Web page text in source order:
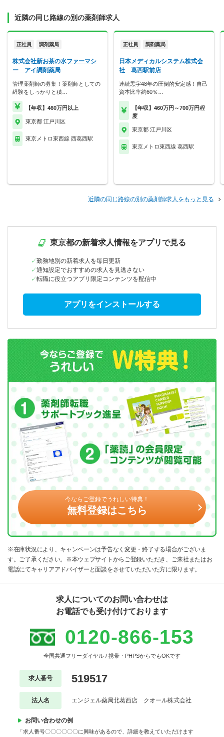
近隣の同じ路線の別の薬剤師求人
正社員 調剤薬局
株式会社新お茶の水ファーマシ
ー アイ調剤薬局
管理薬剤師の募集！薬剤師としての
経験をしっかりと積…
【年収】460万円以上
東京都 江戸川区
東京メトロ東西線 西葛西駅
正社員 調剤薬局
日本メディカルシステム株式会
社 葛西駅前店
連続黒字48年の圧倒的安定感！自己
資本比率約60％…
【年収】460万円～700万円程
度
東京都 江戸川区
東京メトロ東西線 葛西駅
近隣の同じ路線の別の薬剤師求人をもっと見る
東京都の新着求人情報をアプリで見る
勤務地別の新着求人を毎日更新
通知設定でおすすめの求人を見逃さない
転職に役立つアプリ限定コンテンツを配信中
アプリをインストールする
今ならご登録でうれしい特典！
無料登録はこちら
※在庫状況により、キャンペーンは予告なく変更・終了する場合がございま
す。ご了承ください。※本ウェブサイトからご登録いただき、ご来社またはお
電話にてキャリアアドバイザーと面談をさせていただいた方に限ります。
求人についてのお問い合わせは
お電話でも受け付けております
0120-866-153
全国共通フリーダイヤル / 携帯・PHPSからでもOKです
求人番号 519517
法人名 エンジェル薬局北葛西店 クオール株式会社
お問い合わせの例
「求人番号〇〇〇〇〇〇に興味があるので、詳細を教えていただけます